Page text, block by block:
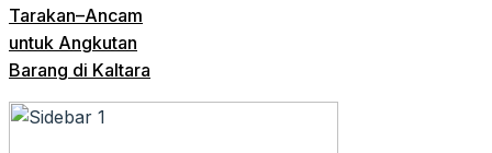
Tarakan–Ancam
untuk Angkutan
Barang di Kaltara